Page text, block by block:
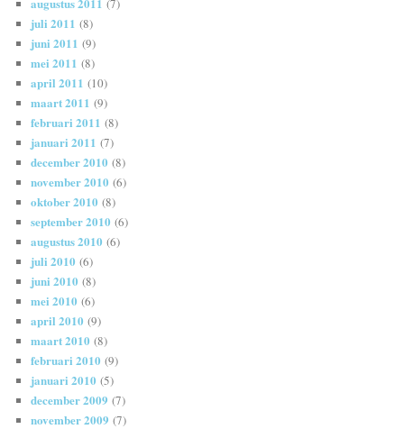
(7)
juli 2011 (8)
juni 2011 (9)
mei 2011 (8)
april 2011 (10)
maart 2011 (9)
februari 2011 (8)
januari 2011 (7)
december 2010 (8)
november 2010 (6)
oktober 2010 (8)
september 2010 (6)
augustus 2010 (6)
juli 2010 (6)
juni 2010 (8)
mei 2010 (6)
april 2010 (9)
maart 2010 (8)
februari 2010 (9)
januari 2010 (5)
december 2009 (7)
november 2009 (7)